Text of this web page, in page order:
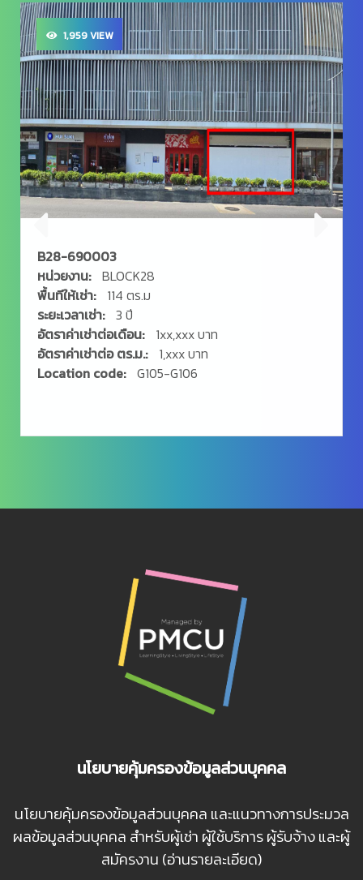
1,959 VIEW
B28-690003
หน่วยงาน: BLOCK28
พื้นทีให้เช่า:
114 ตร.ม
ระยะเวลาเช่า: 3 ปี
อัตราค่าเช่าต่อเดือน:
1xx,xxx บาท
อัตราค่าเช่าต่อ ตร.ม.:
1,xxx บาท
Location code: G105-G106
นโยบายคุ้มครองข้อมูลส่วนบุคคล
นโยบายคุ้มครองข้อมูลส่วนบุคคล และแนวทางการประมวล
ผลข้อมูลส่วนบุคคล สำหรับผู้เช่า ผู้ใช้บริการ ผู้รับจ้าง และผู้
สมัครงาน (อ่านรายละเอียด)